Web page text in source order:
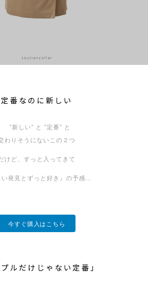
定番なのに新しい
”新しい” と ”定番” と
わりそうにないこの２つ
けど、すっと入ってきて
い発見とずっと好き』の予感...
今すぐ購入はこちら
プルだけじゃない定番」